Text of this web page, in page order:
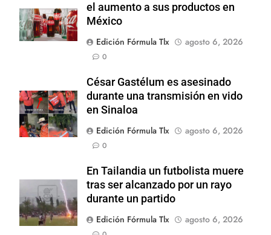
el aumento a sus productos en
México
Edición Fórmula Tlx
agosto 6, 2026
0
César Gastélum es asesinado
durante una transmisión en vido
en Sinaloa
Edición Fórmula Tlx
agosto 6, 2026
0
En Tailandia un futbolista muere
tras ser alcanzado por un rayo
durante un partido
Edición Fórmula Tlx
agosto 6, 2026